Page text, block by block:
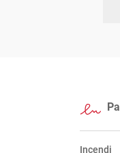
Incendi